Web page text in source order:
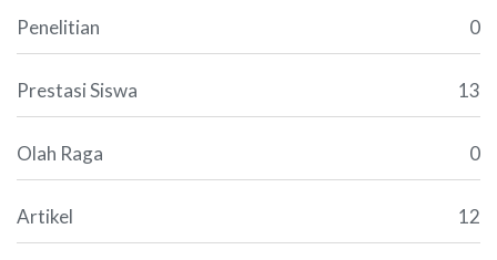
Penelitian 0
Prestasi Siswa 13
Olah Raga 0
Artikel 12